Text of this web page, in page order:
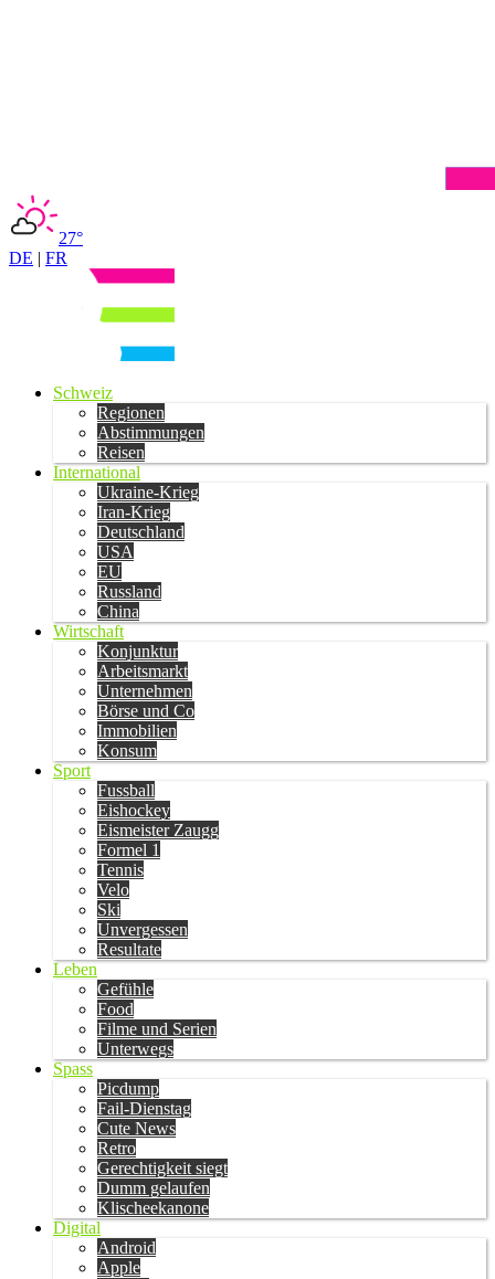
27°
DE | FR
Schweiz
Regionen
Abstimmungen
Reisen
International
Ukraine-Krieg
Iran-Krieg
Deutschland
USA
EU
Russland
China
Wirtschaft
Konjunktur
Arbeitsmarkt
Unternehmen
Börse und Co
Immobilien
Konsum
Sport
Fussball
Eishockey
Eismeister Zaugg
Formel 1
Tennis
Velo
Ski
Unvergessen
Resultate
Leben
Gefühle
Food
Filme und Serien
Unterwegs
Spass
Picdump
Fail-Dienstag
Cute News
Retro
Gerechtigkeit siegt
Dumm gelaufen
Klischeekanone
Digital
Android
Apple